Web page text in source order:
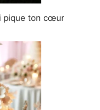
pique ton cœur